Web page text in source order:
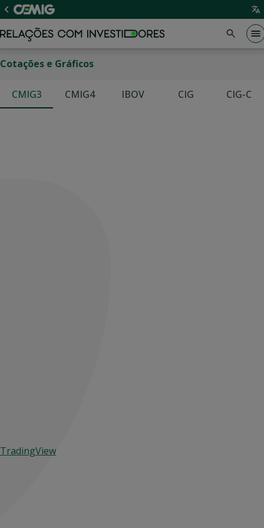
Cotações e Gráficos
CMIG3 CMIG4 IBOV CIG CIG-C
TradingView